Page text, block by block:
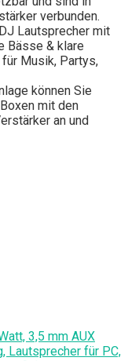
verbunden.
Lautsprecher mit
Bässe & klare
Musik, Partys,
können Sie
mit den
an und
3,5 mm AUX
Lautsprecher für PC,